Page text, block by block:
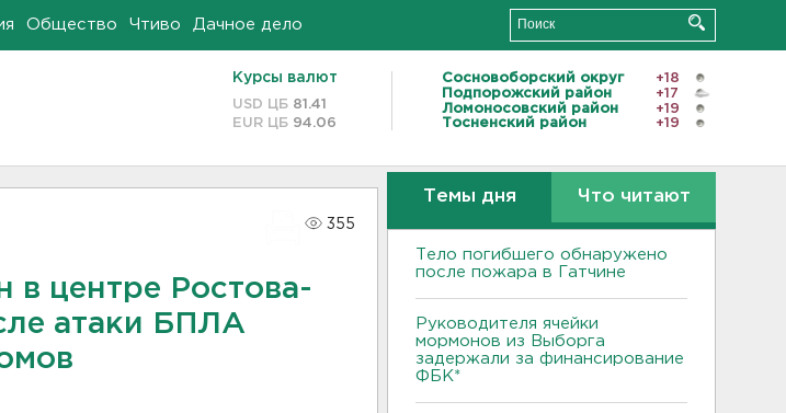
Общество Чтиво Дачное дело
Курсы валют
USD ЦБ 81.41
EUR ЦБ 94.06
Сосновоборский округ
+18
Подпорожский район
+17
Ломоносовский район
+19
Тосненский район
+19
355
в центре Ростова-
атаки БПЛА
Темы дня Что читают
Тело погибшего обнаружено
после пожара в Гатчине
Руководителя ячейки
мормонов из Выборга
задержали за финансирование
ФБК*